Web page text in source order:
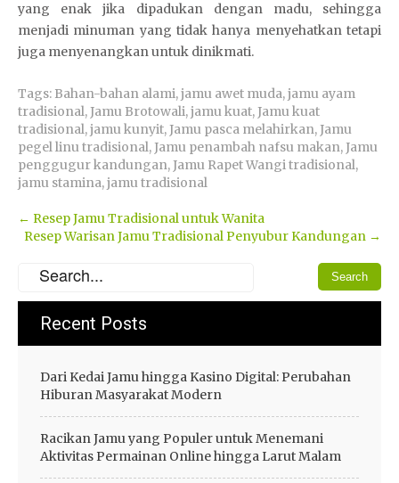
yang enak jika dipadukan dengan madu, sehingga
menjadi minuman yang tidak hanya menyehatkan tetapi
juga menyenangkan untuk dinikmati.
Tags: Bahan-bahan alami,jamu awet muda,jamu ayam
tradisional,Jamu Brotowali,jamu kuat,Jamu kuat
tradisional,jamu kunyit,Jamu pasca melahirkan,Jamu
pegel linu tradisional,Jamu penambah nafsu makan,Jamu
penggugur kandungan,Jamu Rapet Wangi tradisional,
jamu stamina,jamu tradisional
Post
navigation
← Resep Jamu Tradisional untuk Wanita
Resep Warisan Jamu Tradisional Penyubur Kandungan →
Recent Posts
Dari Kedai Jamu hingga Kasino Digital: Perubahan
Hiburan Masyarakat Modern
Racikan Jamu yang Populer untuk Menemani
Aktivitas Permainan Online hingga Larut Malam